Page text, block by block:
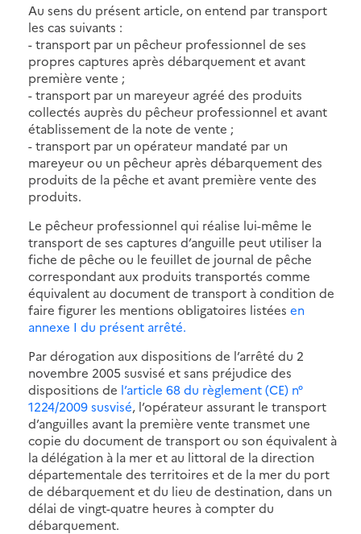
Au sens du présent article, on entend par transport
les cas suivants :
- transport par un pêcheur professionnel de ses
propres captures après débarquement et avant
première vente ;
- transport par un mareyeur agréé des produits
collectés auprès du pêcheur professionnel et avant
établissement de la note de vente ;
- transport par un opérateur mandaté par un
mareyeur ou un pêcheur après débarquement des
produits de la pêche et avant première vente des
produits.
Le pêcheur professionnel qui réalise lui-même le
transport de ses captures d’anguille peut utiliser la
fiche de pêche ou le feuillet de journal de pêche
correspondant aux produits transportés comme
équivalent au document de transport à condition de
faire figurer les mentions obligatoires listées en
annexe I du présent arrêté.
Par dérogation aux dispositions de l’arrêté du 2
novembre 2005 susvisé et sans préjudice des
dispositions de l’article 68 du règlement (CE) n°
1224/2009 susvisé, l’opérateur assurant le transport
d’anguilles avant la première vente transmet une
copie du document de transport ou son équivalent à
la délégation à la mer et au littoral de la direction
départementale des territoires et de la mer du port
de débarquement et du lieu de destination, dans un
délai de vingt-quatre heures à compter du
débarquement.